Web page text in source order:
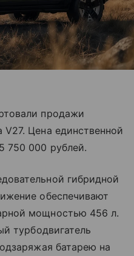
продажи
Цена единственной
750 000 рублей.
гибридной
обеспечивают
мощностью 456 л.
турбодвигатель
батарею на